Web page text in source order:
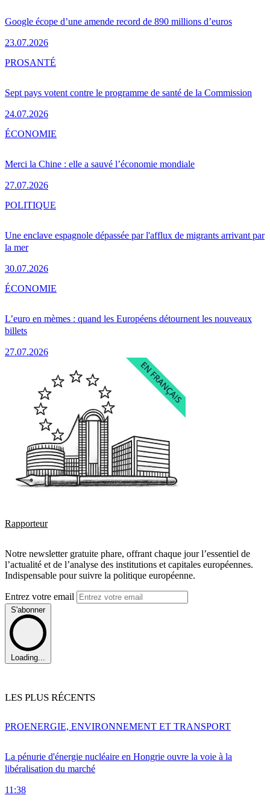
Google écope d’une amende record de 890 millions d’euros
23.07.2026
Sept pays votent contre le programme de santé de la Commission
24.07.2026
PROSANTÉ
Merci la Chine : elle a sauvé l’économie mondiale
27.07.2026
ÉCONOMIE
Une enclave espagnole dépassée par l'afflux de migrants arrivant par
la mer
30.07.2026
POLITIQUE
L’euro en mèmes : quand les Européens détournent les nouveaux
billets
27.07.2026
ÉCONOMIE
Rapporteur
Notre newsletter gratuite phare, offrant chaque jour l’essentiel de
l’actualité et de l’analyse des institutions et capitales européennes.
Indispensable pour suivre la politique européenne.
Entrez votre email
S'abonner
Loading...
LES PLUS RÉCENTS
La pénurie d'énergie nucléaire en Hongrie ouvre la voie à la
libéralisation du marché
11:38
PROENERGIE, ENVIRONNEMENT ET TRANSPORT